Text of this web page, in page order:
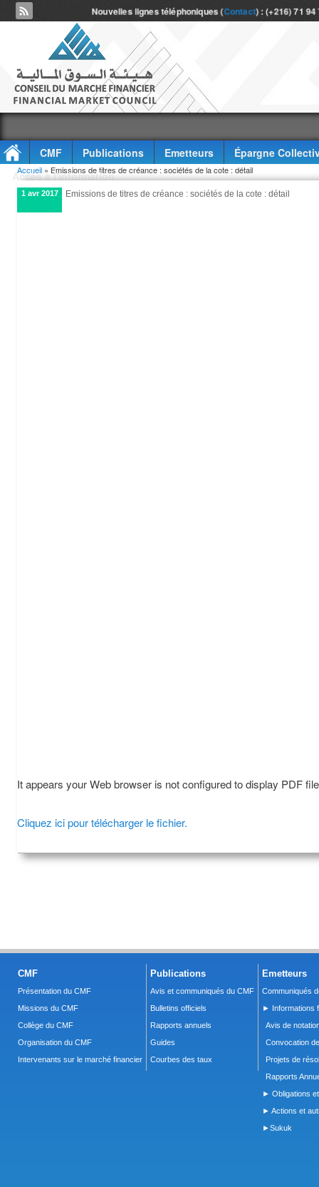
Nouvelles lignes téléphoniques (Contact) : (+216) 71
CMF Publications Emetteurs
Épargne
Accès à l'information
Vous êtes ici
Accueil » Emissions de titres de créance : sociétés de la cote : détail
1 avr 2017 Emissions de titres de créance : sociétés de la cote : détail
It appears your Web browser is not configured to display PDF
Cliquez ici pour télécharger le fichier.
CMF
Présentation du CMF
Missions du CMF
Collège du CMF
Organisation du CMF
Intervenants sur le marché financier
Publications
Avis et communiqués du CMF
Bulletins officiels
Rapports annuels
Guides
Courbes des taux
Emetteurs
Communiqués
► Informations
Avis de
Convocation
Projets de
Rapports
► Obligations
► Actions et
►Sukuk